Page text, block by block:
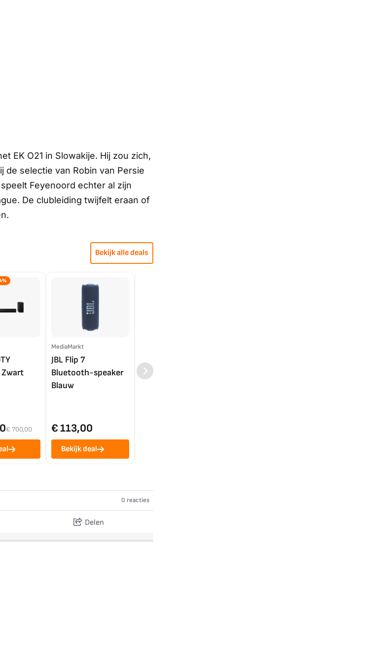
EK O21 in Slowakije. Hij zou zich,
de selectie van Robin van Persie
Feyenoord echter al zijn
De clubleiding twijfelt eraan of
Bekijk alle deals
Zwart
€ 700,00
MediaMarkt
JBL Flip 7
Bluetooth-speaker
Blauw
€ 113,00
Bekijk deal
LG OLED55C56LB
4K TV (2025)
0 reacties
Delen